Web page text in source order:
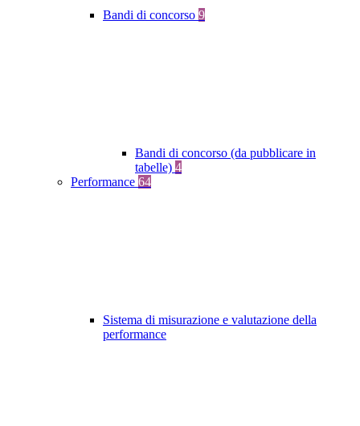
Bandi di concorso 9
Bandi di concorso (da pubblicare in
tabelle) 4
Performance 64
Sistema di misurazione e valutazione della
performance